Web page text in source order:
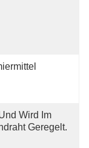
Wird Im
Geregelt.